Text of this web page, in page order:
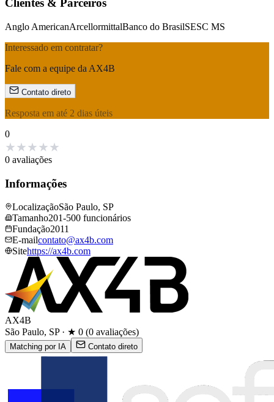
Clientes & Parceiros
Anglo AmericanArcellormittalBanco do BrasilSESC MS
Interessado em contratar?
Fale com a equipe da AX4B
Contato direto
Resposta em até 2 dias úteis
0
★★★★★
0 avaliações
Informações
LocalizaçãoSão Paulo, SP
Tamanho201-500 funcionários
Fundação2011
E-mailcontato@​ax4b.​com
Sitehttps://ax4b.​com
AX4B
São Paulo, SP · ★ 0 (0 avaliações)
Matching por IA Contato direto